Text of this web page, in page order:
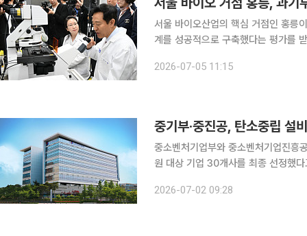
서울 바이오산업의 핵심 거점인 홍릉
계를 성공적으로 구축했다는 평가를 받았다. 5일 서울시는 강소연구개발특구인 '홍
2026-07-05 11:15
중기부·중진공, 탄소중립 설
중소벤처기업부와 중소벤처기업진흥
원 대상 기업 30개사를 최종 선정했다고 2일 밝혔다. 이번 사업은 탄
소기업의 자부담금을 지원하면 정부
2026-07-02 09:28